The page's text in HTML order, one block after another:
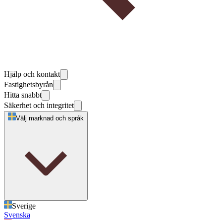
Hjälp och kontakt
Fastighetsbyrån
Hitta snabbt
Säkerhet och integritet
Välj marknad och språk
Sverige
Svenska